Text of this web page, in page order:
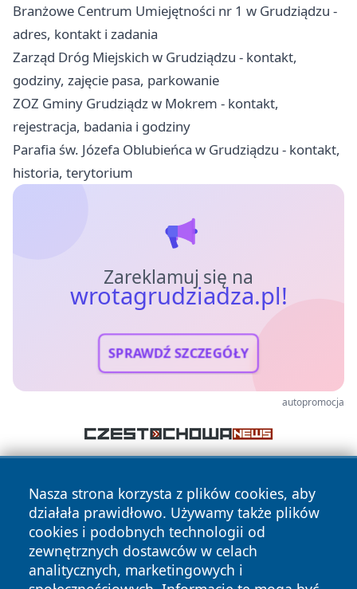
Branżowe Centrum Umiejętności nr 1 w Grudziądzu -
adres, kontakt i zadania
Zarząd Dróg Miejskich w Grudziądzu - kontakt,
godziny, zajęcie pasa, parkowanie
ZOZ Gminy Grudziądz w Mokrem - kontakt,
rejestracja, badania i godziny
Parafia św. Józefa Oblubieńca w Grudziądzu - kontakt,
historia, terytorium
Zareklamuj się na
wrotagrudziadza.pl!
SPRAWDŹ SZCZEGÓŁY
autopromocja
Nasza strona korzysta z plików cookies, aby
działała prawidłowo. Używamy także plików
cookies i podobnych technologii od
zewnętrznych dostawców w celach
analitycznych, marketingowych i
Copyright © 2026 wrotagrudziadza.pl Wszystkie prawa
zastrzeżone.